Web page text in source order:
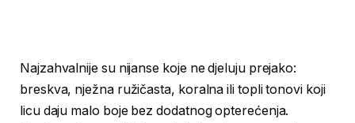
Najzahvalnije su nijanse koje ne djeluju prejako:
breskva, nježna ružičasta, koralna ili topli tonovi koji
licu daju malo boje bez dodatnog opterećenja.